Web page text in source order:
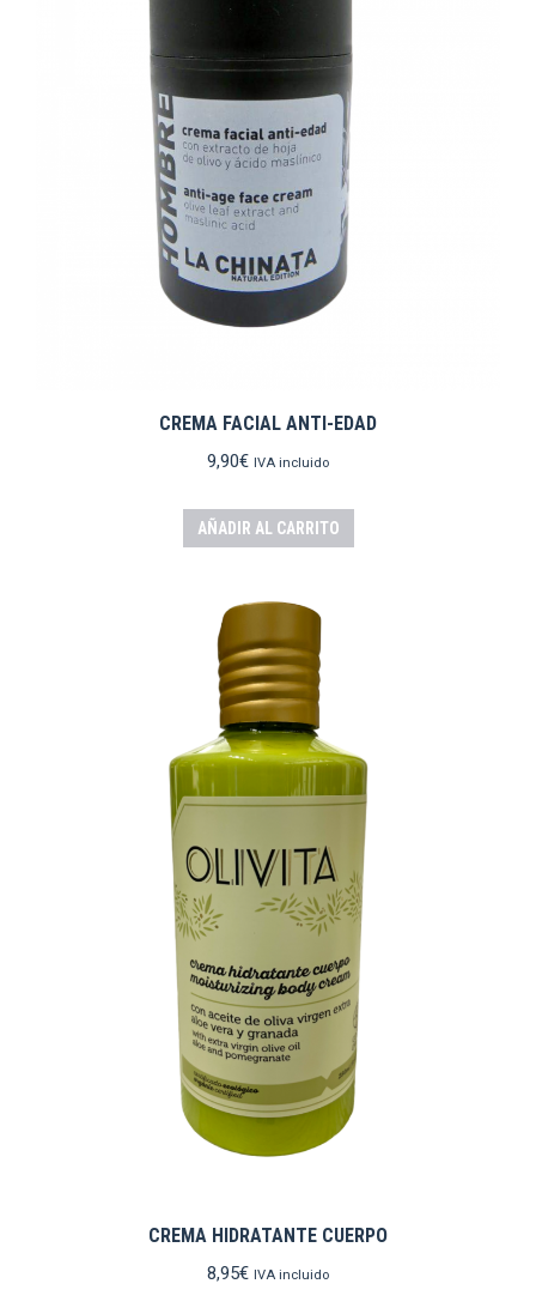
CREMA FACIAL ANTI-EDAD
9,90€ IVA incluido
AÑADIR AL CARRITO
CREMA HIDRATANTE CUERPO
8,95€ IVA incluido